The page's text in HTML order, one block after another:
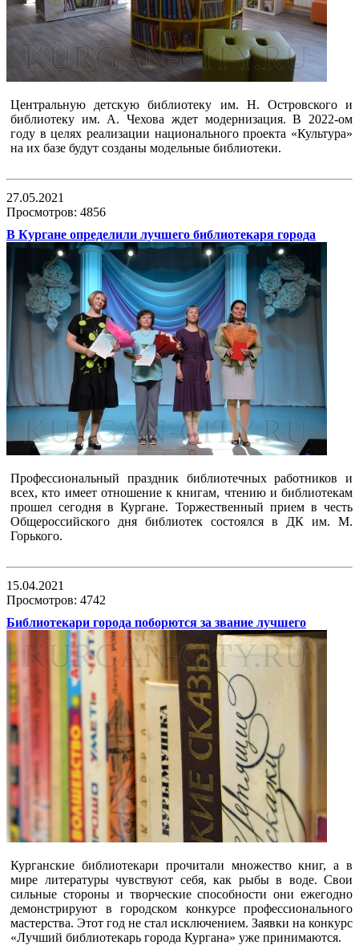
Центральную детскую библиотеку им. Н. Островского и
библиотеку им. А. Чехова ждет модернизация. В 2022-ом
году в целях реализации национального проекта «Культура»
на их базе будут созданы модельные библиотеки.
27.05.2021
Просмотров: 4856
В Кургане определили лучшего библиотекаря города
Профессиональный праздник библиотечных работников и
всех, кто имеет отношение к книгам, чтению и библиотекам
прошел сегодня в Кургане. Торжественный прием в честь
Общероссийского дня библиотек состоялся в ДК им. М.
Горького.
15.04.2021
Просмотров: 4742
Библиотекари города поборются за звание лучшего
Курганские библиотекари прочитали множество книг, а в
мире литературы чувствуют себя, как рыбы в воде. Свои
сильные стороны и творческие способности они ежегодно
демонстрируют в городском конкурсе профессионального
мастерства. Этот год не стал исключением. Заявки на конкурс
«Лучший библиотекарь города Кургана» уже принимаются.